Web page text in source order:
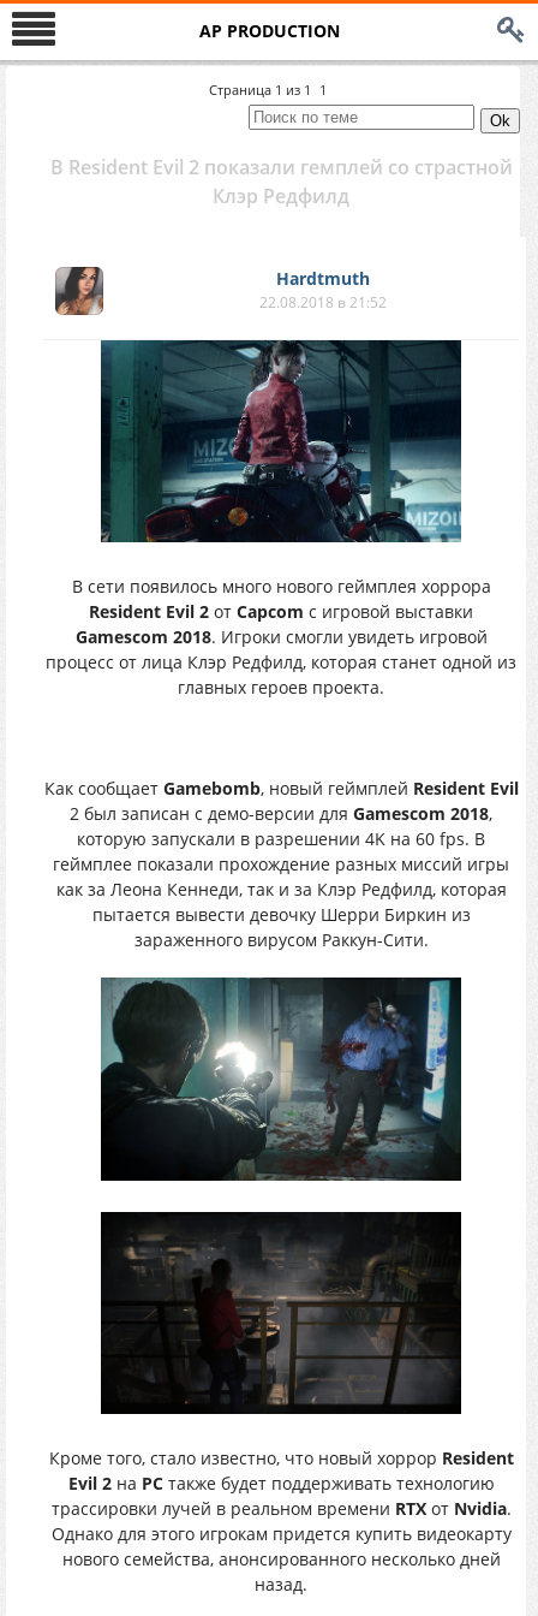
AP PRODUCTION
Страница 1 из 1 1
В Resident Evil 2 показали гемплей со страстной
Клэр Редфилд
Hardtmuth
22.08.2018 в 21:52
В сети появилось много нового геймплея хоррора
Resident Evil 2 от Capcom с игровой выставки
Gamescom 2018. Игроки смогли увидеть игровой
процесс от лица Клэр Редфилд, которая станет одной из
главных героев проекта.
Как сообщает Gamebomb, новый геймплей Resident Evil
2 был записан с демо-версии для Gamescom 2018,
которую запускали в разрешении 4K на 60 fps. В
геймплее показали прохождение разных миссий игры
как за Леона Кеннеди, так и за Клэр Редфилд, которая
пытается вывести девочку Шерри Биркин из
зараженного вирусом Раккун-Сити.
Кроме того, стало известно, что новый хоррор Resident
Evil 2на PCтакже будет поддерживать технологию
трассировки лучей в реальном времени RTXот Nvidia.
Однако для этого игрокам придется купить видеокарту
нового семейства, анонсированного несколько дней
назад.